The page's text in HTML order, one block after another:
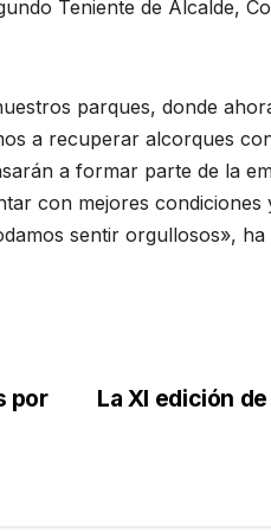
Teniente de Alcalde,
parques, donde
a recuperar alcorques
a formar parte de la
con mejores
sentir orgullosos»,
La XI edición
por